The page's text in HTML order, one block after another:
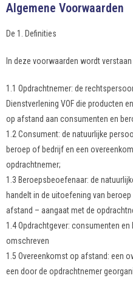
Algemene Voorwaarden
De 1. Definities
In deze voorwaarden wordt
1.1 Opdrachtnemer: de
Dienstverlening VOF die producten
op afstand aan consumenten en
1.2 Consument: de natuurlijke
beroep of bedrijf en een
opdrachtnemer;
1.3 Beroepsbeoefenaar: de
handelt in de uitoefening van
afstand – aangaat met de
1.4 Opdrachtgever: consumenten
omschreven
1.5 Overeenkomst op afstand: een
een door de opdrachtnemer